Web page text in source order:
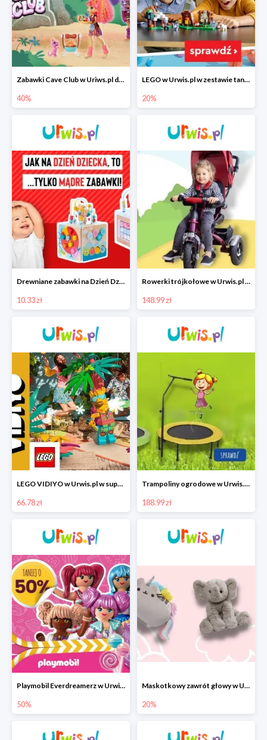
Zabawki Cave Club w Uriws.pl do -40%
40%
LEGO w Urwis.pl w zestawie taniej do -20%
20%
Drewniane zabawki na Dzień Dziecka w Urwis.pl od 10,33 zł
10.33 zł
Rowerki trójkołowe w Urwis.pl w super cenach od 148,99 zł
148.99 zł
LEGO VIDIYO w Urwis.pl w super cenie
66.78 zł
Trampoliny ogrodowe w Urwis.pl w super cenach od 188,99 zł
188.99 zł
Playmobil Everdreamerz w Urwis.pl -50%
50%
Maskotkowy zawrót głowy w Urwis.pl -20% na wszystko
20%